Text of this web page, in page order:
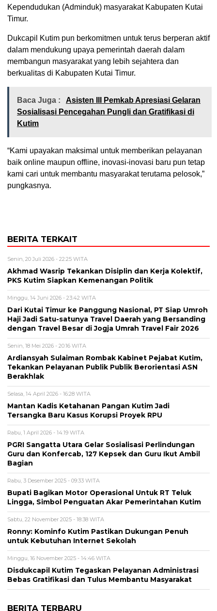
Kependudukan (Adminduk) masyarakat Kabupaten Kutai
Timur.
Dukcapil Kutim pun berkomitmen untuk terus berperan aktif
dalam mendukung upaya pemerintah daerah dalam
membangun masyarakat yang lebih sejahtera dan
berkualitas di Kabupaten Kutai Timur.
Baca Juga :
Asisten III Pemkab Apresiasi Gelaran
Sosialisasi Pencegahan Pungli dan Gratifikasi di
Kutim
“Kami upayakan maksimal untuk memberikan pelayanan
baik online maupun offline, inovasi-inovasi baru pun tetap
kami cari untuk membantu masyarakat terutama pelosok,”
pungkasnya.
BERITA TERKAIT
Senin, 20 Juli 2026 - 22:25 WITA
Akhmad Wasrip Tekankan Disiplin dan Kerja Kolektif,
PKS Kutim Siapkan Kemenangan Politik
Minggu, 14 Juni 2026 - 23:42 WITA
Dari Kutai Timur ke Panggung Nasional, PT Siap Umroh
Haji Jadi Satu-satunya Travel Daerah yang Bersanding
dengan Travel Besar di Jogja Umrah Travel Fair 2026
Senin, 18 Mei 2026 - 20:16 WITA
Ardiansyah Sulaiman Rombak Kabinet Pejabat Kutim,
Tekankan Pelayanan Publik Publik Berorientasi ASN
Berakhlak
Selasa, 14 April 2026 - 16:28 WITA
Mantan Kadis Ketahanan Pangan Kutim Jadi
Tersangka Baru Kasus Korupsi Proyek RPU
Rabu, 1 April 2026 - 14:19 WITA
PGRI Sangatta Utara Gelar Sosialisasi Perlindungan
Guru dan Konfercab, 127 Kepsek dan Guru Ikut Ambil
Bagian
Rabu, 3 Desember 2025 - 09:33 WITA
Bupati Bagikan Motor Operasional Untuk RT Teluk
Lingga, Simbol Penguatan Akar Pemerintahan Kutim
Sabtu, 22 November 2025 - 18:38 WITA
Ronny: Kominfo Kutim Pastikan Dukungan Penuh
untuk Kebutuhan Internet Sekolah
Minggu, 16 November 2025 - 14:46 WITA
Disdukcapil Kutim Tegaskan Pelayanan Administrasi
Bebas Gratifikasi dan Tulus Membantu Masyarakat
BERITA TERBARU